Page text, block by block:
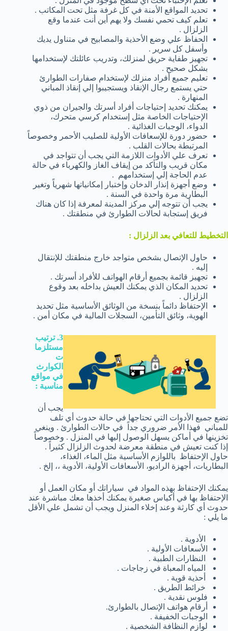
تحديد المواقع الأمنة في كل غرفة مثل تحت المكاتب .
تعلم كيف تحمي نفسك ولا يهم أين أنت عندما وقع
الزلزال .
الحفاظ علي وضع الأحذية والمصابيح في متناول يديك
وأسفل كل سرير .
تجهيز طفاية حريق لمنزلك، وتدريب عائلتك لإستخدامها
بشكل صحيح .
تعليم جميع أفراد منزلك لإستخدام صفارات الطوارئ
حتي يستمع رجال الإنقاذ ويستجيبوا إلي إنقاذ المباني
المنهارة .
يمكنك تحديد إحتياجات أفراد أسرتك والجيران من ذوي
الإحتياجات الخاصة مثل إستخدام كرسي متحرك،
الدواء، الوجبات الغذائية .
حضور دورة للإسعافات الأولية للصليب الأحمر وخصوصاً
المرتبطة بحالات القلب .
تعرف علي الأدوات اللازمة التي يجب أن تتواجد في
مكان قريب والتأكد من إيقاف الغاز والكهرباء في حالة
عدم الحاجة إلي إستخدامهم .
وضع أجهزة إنذار الدخان وإختبار إمكانياتها شهرياً وتغير
البطارية مرة واحدة في السنة .
يجب أن تتوجه إلي مركز المدينة لمعرفة إذا كان هناك
فريق إستجابة لحالات الطوارئ في منطقتك .
التخطيط للتعافي بعد الزلزال :
حاول الإتصال بشخص متواجد خارج منطقتك للإنتقال
إليه .
تجهيز قائمة بجميع أرقام الهواتف للأفراد أسرتك .
تحديد المكان الذي يمكنك العيش بداخله بعد وقوع
الزلزال .
الإحتفاظ دائماً بنسخة من الوثائق الأساسية مثل تحديد
الهوية، وثائق التأمين، السجلات المالية في مكان أمن .
3. ترتيب
مستلزما
ت
الكوارث
في مواقع
مناسبة :
يجب أن
تضع جميع الأدوات التي تحتاجها في حالة حدوث أي تلف
للمباني فهذا الأمر ضروري جداً في حالات الطوارئ . وينغي
تخزينها في أماكن يسهل الوصول إليها في المنزل . وخصوصاً
إذا كنت تعيش في منطقة معرضة لحدوث الزلزال كثيراً .
حاول الإحتفاظ باللوازم الأساسية مثل الماء، الغذاء،
البطاريات، أجهزة الراديو، الأسعافات الأولية، الأدوية ،، إلخ .
يمكنك الإحتفاظ بهذه المواد في سياراتك أو مكان العمل أو
الإحتفاظ بها في أكياس صغيرة يمكنك أخذها معك مباشرة عند
حدوث أي كارثة وعند إخلاء المنزل ويجب أن تشمل علي الأقل
ما يلي :
الأدوية .
الأسعافات الأولية .
النظارات الطبية .
المياه المعباة في زجاجات .
أحذية قوية .
خرائط الطريق .
فلوس نقدية .
أرقام هواتف الإتصال بالطوارئ.
الوجبات الخفيفة .
لوازم النظافة الشخصية .